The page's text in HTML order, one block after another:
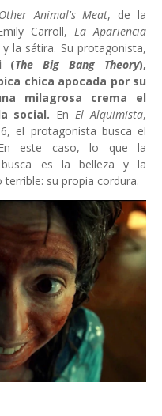
Animal's Meat, de la
Carroll, La Apariencia
la sátira. Su protagonista,
(The Big Bang Theory),
chica apocada por su
milagrosa crema el
social. EnEl Alquimista,
el protagonista busca el
este caso, lo que la
busca es la belleza y la
su propia cordura.